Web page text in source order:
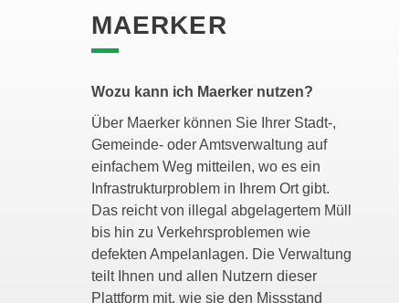
MAERKER
Wozu kann ich Maerker nutzen?
Über Maerker können Sie Ihrer Stadt-,
Gemeinde- oder Amtsverwaltung auf
einfachem Weg mitteilen, wo es ein
Infrastrukturproblem in Ihrem Ort gibt.
Das reicht von illegal abgelagertem Müll
bis hin zu Verkehrsproblemen wie
defekten Ampelanlagen. Die Verwaltung
teilt Ihnen und allen Nutzern dieser
Plattform mit, wie sie den Missstand